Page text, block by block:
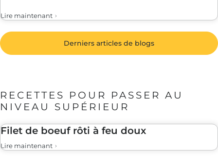
Lire maintenant
Derniers articles de blogs
RECETTES POUR PASSER AU
NIVEAU SUPÉRIEUR
Filet de boeuf rôti à feu doux
Lire maintenant